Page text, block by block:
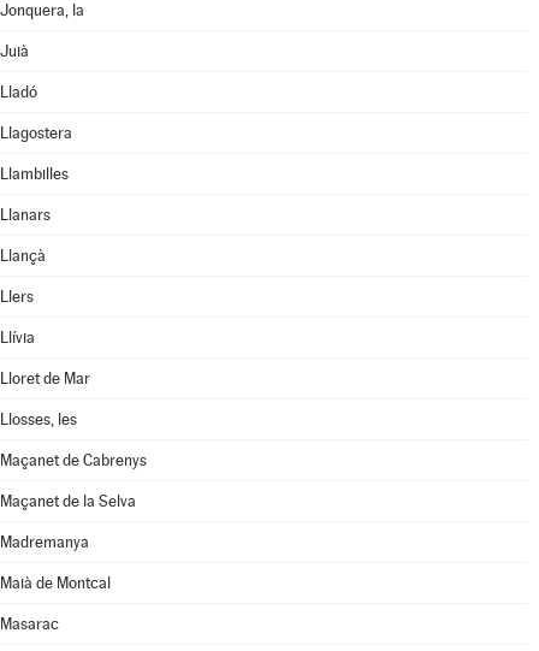
Jonquera, la
Juià
Lladó
Llagostera
Llambilles
Llanars
Llançà
Llers
Llívia
Lloret de Mar
Llosses, les
Maçanet de Cabrenys
Maçanet de la Selva
Madremanya
Maià de Montcal
Masarac